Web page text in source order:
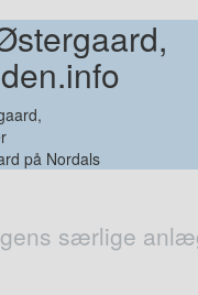
på Nordals
særlige